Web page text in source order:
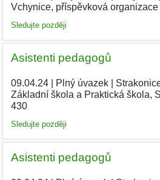
Vchynice, příspěvková organizace|
Sledujte později
Asistenti pedagogů
09.04.24| Plný úvazek|
Základní škola a Praktická škola,
430|
Sledujte později
Asistenti pedagogů